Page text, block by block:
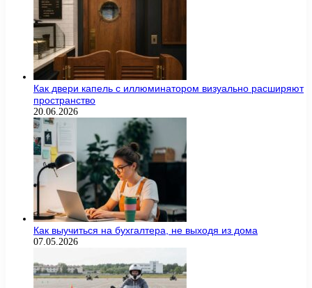
Как двери капель с иллюминатором визуально расширяют
пространство
20.06.2026
Как выучиться на бухгалтера, не выходя из дома
07.05.2026